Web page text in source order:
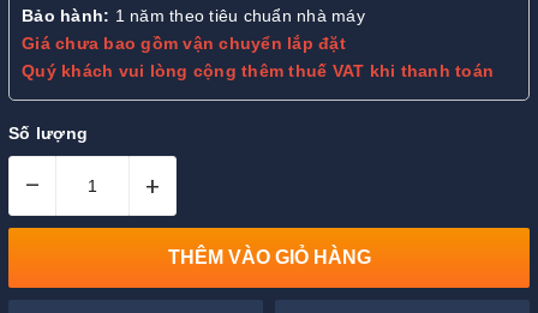
Bảo hành: 1 năm theo tiêu chuẩn nhà máy
Giá chưa bao gồm vận chuyển lắp đặt
Quý khách vui lòng cộng thêm thuế VAT khi thanh toán
Số lượng
– +
THÊM VÀO GIỎ HÀNG